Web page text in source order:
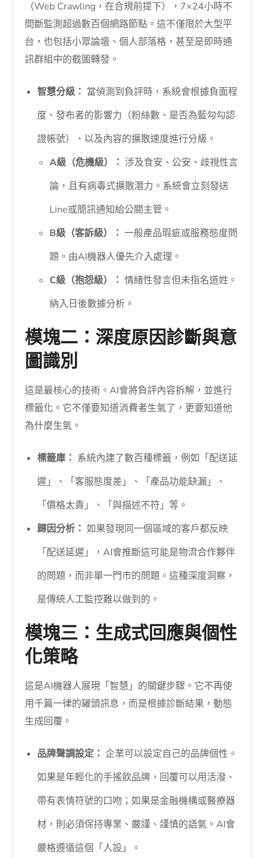
（Web Crawling，在合規前提下），7×24小時不
間斷監測超過數百個網路節點。這不僅限於大型平
台，也包括小眾論壇、個人部落格，甚至是即時通
訊群組中的截圖轉發。
智慧分級： 當偵測到負評時，系統會根據負面程
度、發布者的影響力（粉絲數、是否為藍勾勾認
證帳號）、以及內容的擴散速度進行分級。
A級（危機級）： 涉及食安、公安、歧視性言
論，且有病毒式擴散潛力。系統會立刻發送
Line或簡訊通知給公關主管。
B級（客訴級）： 一般產品瑕疵或服務態度問
題。由AI機器人優先介入處理。
C級（抱怨級）： 情緒性發言但未指名道姓。
納入日後數據分析。
模塊二：深度原因診斷與意
圖識別
這是最核心的技術。AI會將負評內容拆解，並進行
標籤化。它不僅要知道消費者生氣了，更要知道他
為什麼生氣。
標籤庫： 系統內建了數百種標籤，例如「配送延
遲」、「客服態度差」、「產品功能缺漏」、
「價格太貴」、「與描述不符」等。
歸因分析： 如果發現同一個區域的客戶都反映
「配送延遲」，AI會推斷這可能是物流合作夥伴
的問題，而非單一門市的問題。這種深度洞察，
是傳統人工監控難以做到的。
模塊三：生成式回應與個性
化策略
這是AI機器人展現「智慧」的關鍵步驟。它不再使
用千篇一律的罐頭訊息，而是根據診斷結果，動態
生成回覆。
品牌聲調設定： 企業可以設定自己的品牌個性。
如果是年輕化的手搖飲品牌，回覆可以用活潑、
帶有表情符號的口吻；如果是金融機構或醫療器
材，則必須保持專業、嚴謹、謹慎的語氣。AI會
嚴格遵循這個「人設」。